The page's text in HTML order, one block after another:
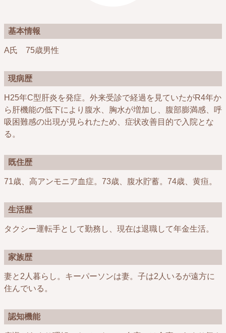
基本情報
A氏 75歳男性
現病歴
H25年C型肝炎を発症。外来受診で経過を見ていたがR4年か
ら肝機能の低下により腹水、胸水が増加し、腹部膨満感、呼
吸困難感の出現が見られたため、症状改善目的で入院とな
る。​
既住歴
71歳、高アンモニア血症。73歳、腹水貯蓄。74歳、黄疸。
生活歴
タクシー運転手として勤務し、現在は退職して年金生活。
家族歴
妻と2人暮らし。キーパーソンは妻。子は2人いるが遠方に
住んでいる。
認知機能